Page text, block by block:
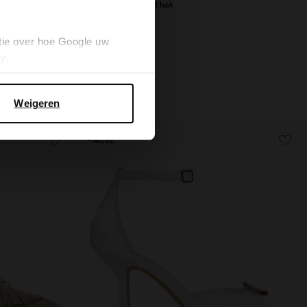
over hoe Google uw
Weigeren
Bruine muiltjes met hak
- 40%